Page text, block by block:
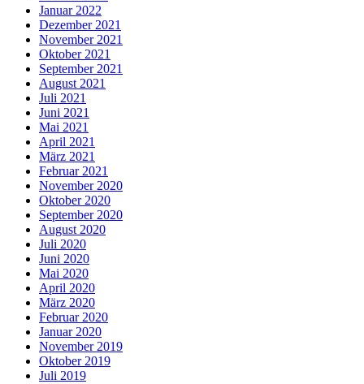
Januar 2022
Dezember 2021
November 2021
Oktober 2021
September 2021
August 2021
Juli 2021
Juni 2021
Mai 2021
April 2021
März 2021
Februar 2021
November 2020
Oktober 2020
September 2020
August 2020
Juli 2020
Juni 2020
Mai 2020
April 2020
März 2020
Februar 2020
Januar 2020
November 2019
Oktober 2019
Juli 2019